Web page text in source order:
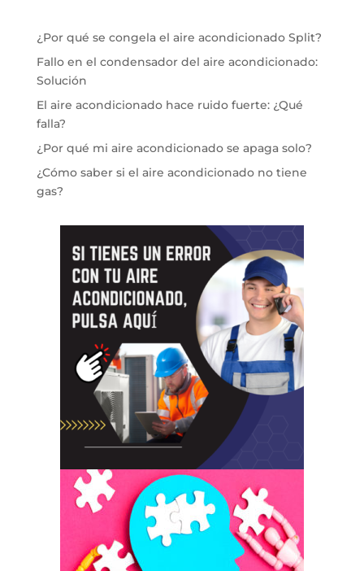
¿Por qué se congela el aire acondicionado Split?
Fallo en el condensador del aire acondicionado:
Solución
El aire acondicionado hace ruido fuerte: ¿Qué
falla?
¿Por qué mi aire acondicionado se apaga solo?
¿Cómo saber si el aire acondicionado no tiene
gas?